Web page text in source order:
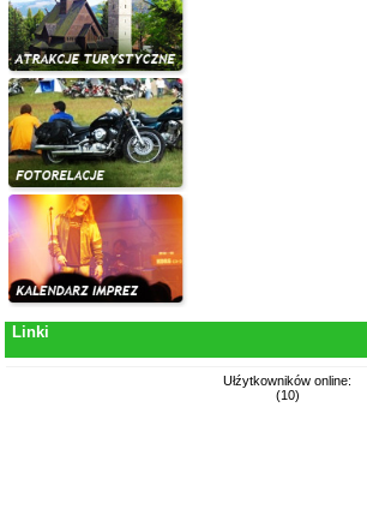
Linki
Ułźytkowników online:
(10)